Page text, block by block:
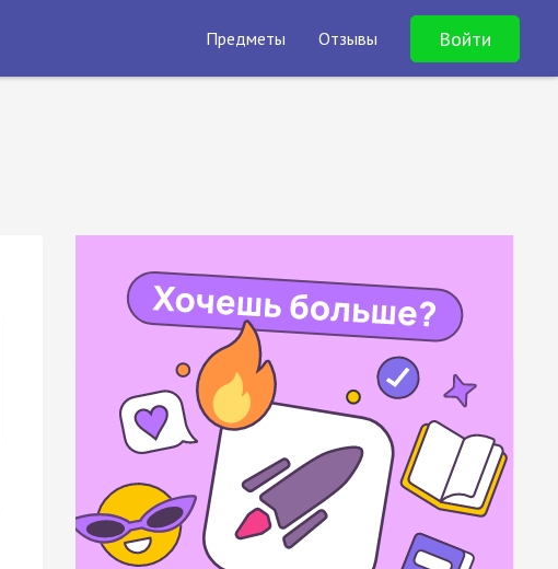
Предметы Отзывы Войти